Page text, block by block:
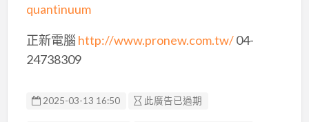
quantinuum
正新電腦 http://www.pronew.com.tw/04-
24738309
2025-03-13 16:50 此廣告已過期